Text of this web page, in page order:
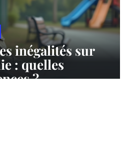
inégalités sur
: quelles
?